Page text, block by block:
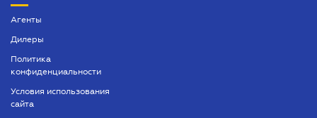
Агенты
Дилеры
Политика
конфиденциальности
Условия использования
сайта